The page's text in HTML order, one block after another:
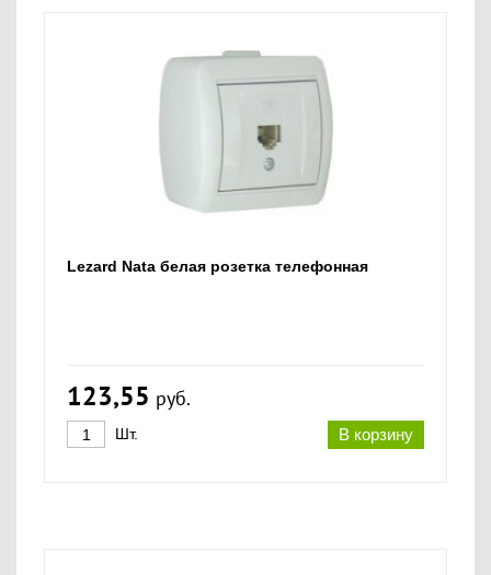
Lezard Nata белая розетка телефонная
123,55 руб.
В корзину
Шт.